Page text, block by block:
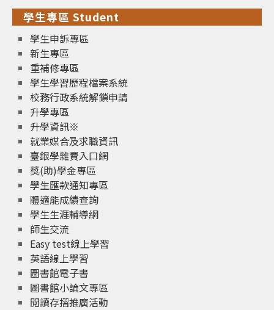
學生專區 Student
學生申訴專區
新生專區
重補修專區
學生學習歷程檔案系統
校務行政系統解鎖申請
升學專區
升學資訊※
就業媒合及求職資訊
臺銀學雜費入口網
獎(助)學金專區
學生匯款通知專區
體適能成績查詢
學生生涯輔導網
師生交流
Easy test線上學習
英語線上學習
圖書館電子書
圖書館小論文專區
閱讀存摺推廣活動